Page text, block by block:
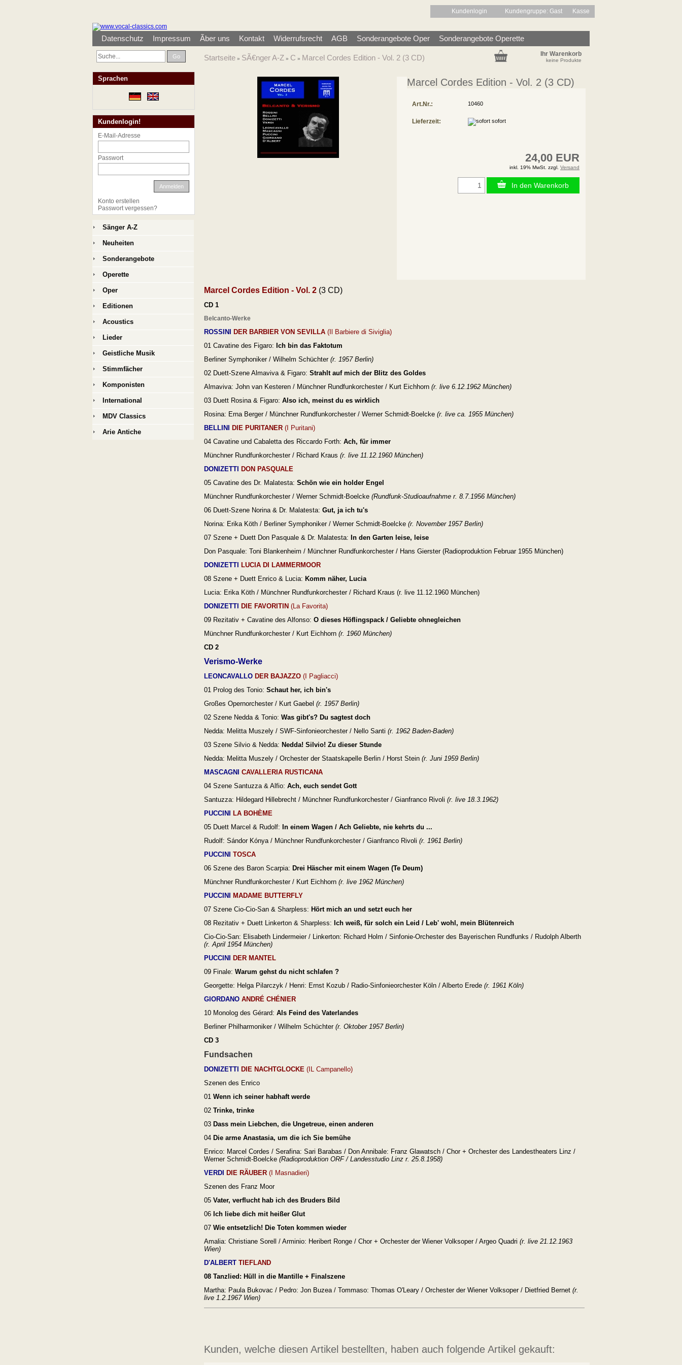
Kundenlogin Kundengruppe: Gast Kasse
Datenschutz Impressum Ãber uns Kontakt Widerrufsrecht AGB Sonderangebote Oper Sonderangebote Operette
Go Startseite » SÃ€nger A-Z » C » Marcel Cordes Edition - Vol. 2 (3 CD) Ihr Warenkorb
keine Produkte
Marcel Cordes Edition - Vol. 2 (3 CD)
Art.Nr.: 10460
Lieferzeit: sofort
24,00 EUR
inkl. 19% MwSt. zzgl. Versand
In den Warenkorb
Marcel Cordes Edition - Vol. 2 (3 CD)
CD 1
Belcanto-Werke
ROSSINI DER BARBIER VON SEVILLA (Il Barbiere di Siviglia)
01 Cavatine des Figaro: Ich bin das Faktotum
Berliner Symphoniker / Wilhelm Schüchter (r. 1957 Berlin)
02 Duett-Szene Almaviva & Figaro: Strahlt auf mich der Blitz des Goldes
Almaviva: John van Kesteren / Münchner Rundfunkorchester / Kurt Eichhorn (r. live 6.12.1962 München)
03 Duett Rosina & Figaro: Also ich, meinst du es wirklich
Rosina: Erna Berger / Münchner Rundfunkorchester / Werner Schmidt-Boelcke (r. live ca. 1955 München)
BELLINI
DIE PURITANER (I Puritani)
04 Cavatine und Cabaletta des Riccardo Forth: Ach, für immer
Münchner Rundfunkorchester / Richard Kraus (r. live 11.12.1960 München)
DONIZETTI
DON PASQUALE
05 Cavatine des Dr. Malatesta: Schön wie ein holder Engel
Münchner Rundfunkorchester / Werner Schmidt-Boelcke (Rundfunk-Studioaufnahme r. 8.7.1956 München)
06 Duett-Szene Norina & Dr. Malatesta: Gut, ja ich tu's
Norina: Erika Köth / Berliner Symphoniker / Werner Schmidt-Boelcke (r. November 1957 Berlin)
07 Szene + Duett Don Pasquale & Dr. Malatesta: In den Garten leise, leise
Don Pasquale: Toni Blankenheim / Münchner Rundfunkorchester / Hans Gierster (Radioproduktion Februar 1955 München)
DONIZETTI
LUCIA DI LAMMERMOOR
08 Szene + Duett Enrico & Lucia: Komm näher, Lucia
Lucia: Erika Köth / Münchner Rundfunkorchester / Richard Kraus (r. live 11.12.1960 München)
DONIZETTI
DIE FAVORITIN (La Favorita)
09 Rezitativ + Cavatine des Alfonso: O dieses Höflingspack / Geliebte ohnegleichen
Münchner Rundfunkorchester / Kurt Eichhorn (r. 1960 München)
CD 2
Verismo-Werke
LEONCAVALLO DER BAJAZZO (I Pagliacci)
01 Prolog des Tonio: Schaut her, ich bin's
Großes Opernorchester / Kurt Gaebel (r. 1957 Berlin)
02 Szene Nedda & Tonio: Was gibt's? Du sagtest doch
Nedda: Melitta Muszely / SWF-Sinfonieorchester / Nello Santi (r. 1962 Baden-Baden)
03 Szene Silvio & Nedda: Nedda! Silvio! Zu dieser Stunde
Nedda: Melitta Muszely / Orchester der Staatskapelle Berlin / Horst Stein (r. Juni 1959 Berlin)
MASCAGNI
CAVALLERIA RUSTICANA
04 Szene Santuzza & Alfio: Ach, euch sendet Gott
Santuzza: Hildegard Hillebrecht / Münchner Rundfunkorchester / Gianfranco Rivoli (r. live 18.3.1962)
PUCCINI
LA BOHÈME
05 Duett Marcel & Rudolf: In einem Wagen / Ach Geliebte, nie kehrts du ...
Rudolf: Sándor Kónya / Münchner Rundfunkorchester / Gianfranco Rivoli (r. 1961 Berlin)
PUCCINI
TOSCA
06 Szene des Baron Scarpia: Drei Häscher mit einem Wagen (Te Deum)
Münchner Rundfunkorchester / Kurt Eichhorn (r. live 1962 München)
PUCCINI
MADAME BUTTERFLY
07 Szene Cio-Cio-San & Sharpless: Hört mich an und setzt euch her
08 Rezitativ + Duett Linkerton & Sharpless: Ich weiß, für solch ein Leid / Leb' wohl, mein Blütenreich
Cio-Cio-San: Elisabeth Lindermeier / Linkerton: Richard Holm / Sinfonie-Orchester des Bayerischen Rundfunks / Rudolph Alberth
(r. April 1954 München)
PUCCINI
DER MANTEL
09 Finale: Warum gehst du nicht schlafen ?
Georgette: Helga Pilarczyk / Henri: Ernst Kozub / Radio-Sinfonieorchester Köln / Alberto Erede (r. 1961 Köln)
GIORDANO ANDRÉ CHÉNIER
10 Monolog des Gérard: Als Feind des Vaterlandes
Berliner Philharmoniker / Wilhelm Schüchter (r. Oktober 1957 Berlin)
CD 3
Fundsachen
DONIZETTI DIE NACHTGLOCKE (IL Campanello)
Szenen des Enrico
01 Wenn ich seiner habhaft werde
02 Trinke, trinke
03 Dass mein Liebchen, die Ungetreue, einen anderen
04 Die arme Anastasia, um die ich Sie bemühe
Enrico: Marcel Cordes / Serafina: Sari Barabas / Don Annibale: Franz Glawatsch / Chor + Orchester des Landestheaters Linz /
Werner Schmidt-Boelcke (Radioproduktion ORF / Landesstudio Linz r. 25.8.1958)
VERDI
DIE RÄUBER (I Masnadieri)
Szenen des Franz Moor
05 Vater, verflucht hab ich des Bruders Bild
06 Ich liebe dich mit heißer Glut
07 Wie entsetzlich! Die Toten kommen wieder
Amalia: Christiane Sorell / Arminio: Heribert Ronge / Chor + Orchester der Wiener Volksoper / Argeo Quadri (r. live 21.12.1963
Wien)
D'ALBERT TIEFLAND
08 Tanzlied: Hüll in die Mantille + Finalszene
Martha: Paula Bukovac / Pedro: Jon Buzea / Tommaso: Thomas O'Leary / Orchester der Wiener Volksoper / Dietfried Bernet (r.
live 1.2.1967 Wien)
Kunden, welche diesen Artikel bestellten, haben auch folgende Artikel gekauft:
Sprachen
Kundenlogin!
E-Mail-Adresse
Passwort
Anmelden
Konto erstellen
Passwort vergessen?
Sänger A-Z
Neuheiten
Sonderangebote
Operette
Oper
Editionen
Acoustics
Lieder
Geistliche Musik
Stimmfächer
Komponisten
International
MDV Classics
Arie Antiche